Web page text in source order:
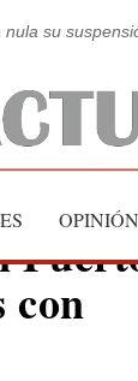
su
OPINIÓN
con